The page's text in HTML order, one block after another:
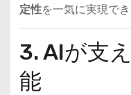
定性を一気に実現で
3. AIが支
能